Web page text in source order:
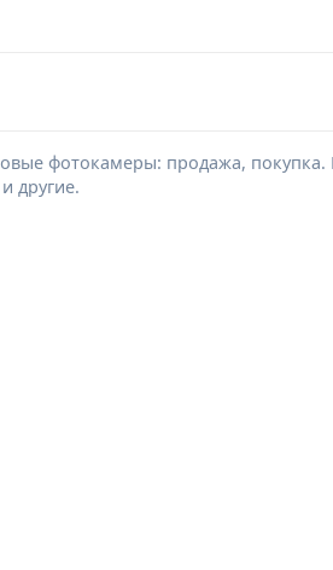
фотокамеры: продажа, покупка.
другие.